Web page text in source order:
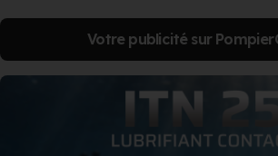
Votre publicité sur